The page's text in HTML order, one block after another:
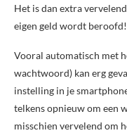
Het is dan extra
eigen geld wordt beroofd!
Vooral automatisch met
wachtwoord) kan erg
instelling in je
telkens opnieuw om een
misschien vervelend om